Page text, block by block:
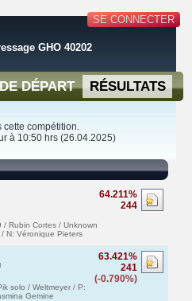
SE CONNECTER
GHO 40202
DÉPART RÉSULTATS
cette compétition.
à 10:50 hrs (26.04.2025)
64.211%
244
Rubin Cortes / Unknown
N: Véronique Pieters
63.421%
241
(-0.790%)
solo / Weltmeyer / P:
Gemine